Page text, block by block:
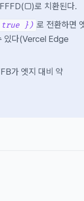
로 치환된다.
true }) 로 전환하면
있다(Vercel Edge
가 엣지 대비 약